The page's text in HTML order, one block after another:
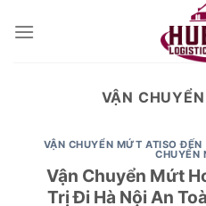
VẬN
VẬN CHUYỂN MỨT ATISO ĐẾN
CHUYỂN
Vận Chuyển Mứt
Trị Đi Hà Nội An